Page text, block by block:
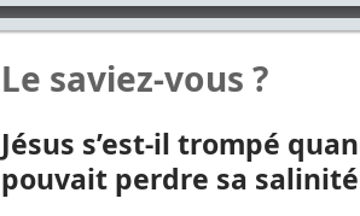
Le saviez-​vous ?
Jésus s’est-​il trompé
pouvait perdre sa